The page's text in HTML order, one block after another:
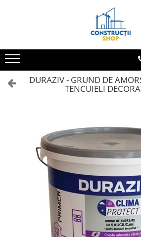
Echipamente Termice
Radiatoare
Radiatoare din panouri de otel
Aparate de aer conditionat
Condensare incalzire
Termostate
Echipamente Electrice
Aparataj joasa tensiune
Comtec CAMILYA
DURAZIV - GRUND DE
TENCUIELI